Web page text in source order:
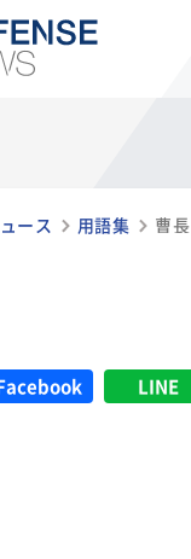
ース 用語集 曹長
LINE